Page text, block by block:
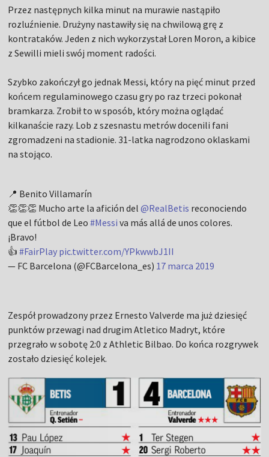
Przez następnych kilka minut na murawie nastąpiło
rozluźnienie. Drużyny nastawiły się na chwilową grę z
kontrataków. Jeden z nich wykorzystał Loren Moron, a kibice
z Sewilli mieli swój moment radości.
Szybko zakończył go jednak Messi, który na pięć minut przed
końcem regulaminowego czasu gry po raz trzeci pokonał
bramkarza. Zrobił to w sposób, który można oglądać
kilkanaście razy. Lob z szesnastu metrów docenili fani
zgromadzeni na stadionie. 31-latka nagrodzono oklaskami
na stojąco.
📍 Benito Villamarín
👏👏👏 Mucho arte la afición del@RealBetis reconociendo
que el fútbol de Leo#Messi va más allá de unos colores.
¡Bravo!
👍#FairPlay pic.twitter.com/YPkwwbJ1II
— FC Barcelona (@FCBarcelona_es) 17 marca 2019
Zespół prowadzony przez Ernesto Valverde ma już dziesięć
punktów przewagi nad drugim Atletico Madryt, które
przegrało w sobotę 2:0 z Athletic Bilbao. Do końca rozgrywek
zostało dziesięć kolejek.